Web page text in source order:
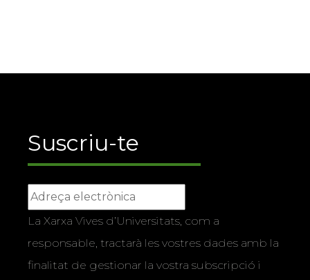
Suscriu-te
La Xarxa Vives d’Universitats, com a
responsable, tractarà les vostres dades amb la
finalitat de gestionar la vostra subscripció i